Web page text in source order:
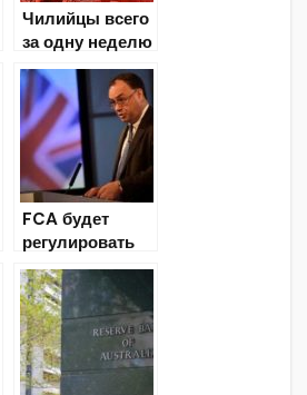
Чилийцы всего
за одну неделю
совершили
биткоин-
транзакции на
$300 млн
FCA будет
регулировать
криптовалютну
ю индустрию в
Британии